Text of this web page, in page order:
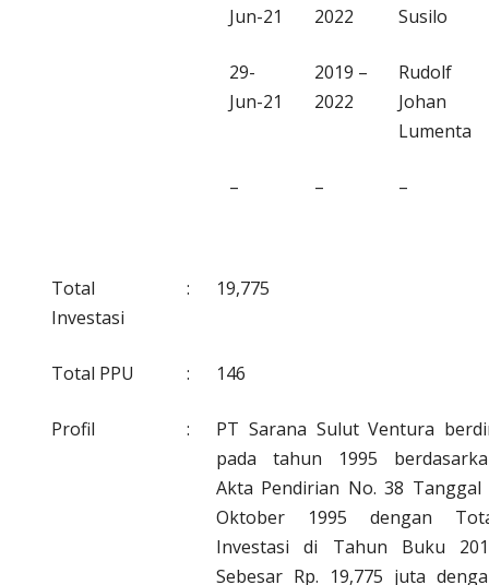
Jun-21
2022
Susilo
29-
Jun-21
2019 –
2022
Rudolf
Johan
Lumenta
– – –
Total
Investasi
: 19,775
Total PPU : 146
Profil :
PT Sarana Sulut Ventura
pada tahun 1995
Akta Pendirian No. 38 Tanggal
Oktober 1995 dengan
Investasi di Tahun Buku
Sebesar Rp. 19,775 juta